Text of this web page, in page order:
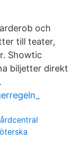
och
till teater,
Showtic
biljetter direkt